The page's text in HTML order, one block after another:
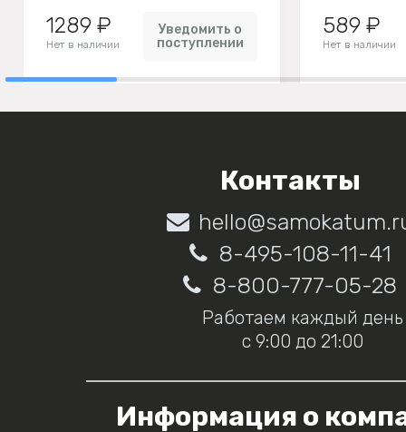
1289 ₽
Нет в наличии
Уведомить о
поступлении
589 ₽
Нет в наличии
Контакты
8-495-108-11-41
8-800-777-05-28
Работаем каждый день
с 9:00 до 21:00
Информация о